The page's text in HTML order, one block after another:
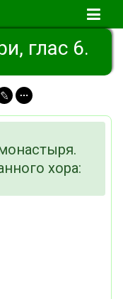
глас 6.
хора: